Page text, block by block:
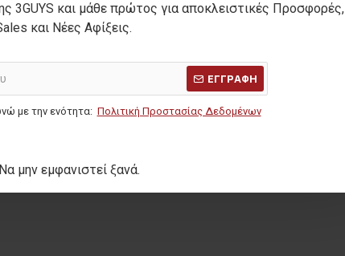
3GUYS και μάθε πρώτος για αποκλειστικές Προσφορές,
και Νέες Αφίξεις.
ΕΓΓΡΑΦΗ
με την ενότητα: Πολιτική Προστασίας Δεδομένων
Να μην εμφανιστεί ξανά.
t-shirt TATTOO DOG
12,00€
ΤΙΜΗ 30 ΗΜΕΡΩΝ: